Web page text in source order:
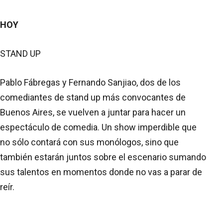
HOY
STAND UP
Pablo Fábregas y Fernando Sanjiao, dos de los
comediantes de stand up más convocantes de
Buenos Aires, se vuelven a juntar para hacer un
espectáculo de comedia. Un show imperdible que
no sólo contará con sus monólogos, sino que
también estarán juntos sobre el escenario sumando
sus talentos en momentos donde no vas a parar de
reír.